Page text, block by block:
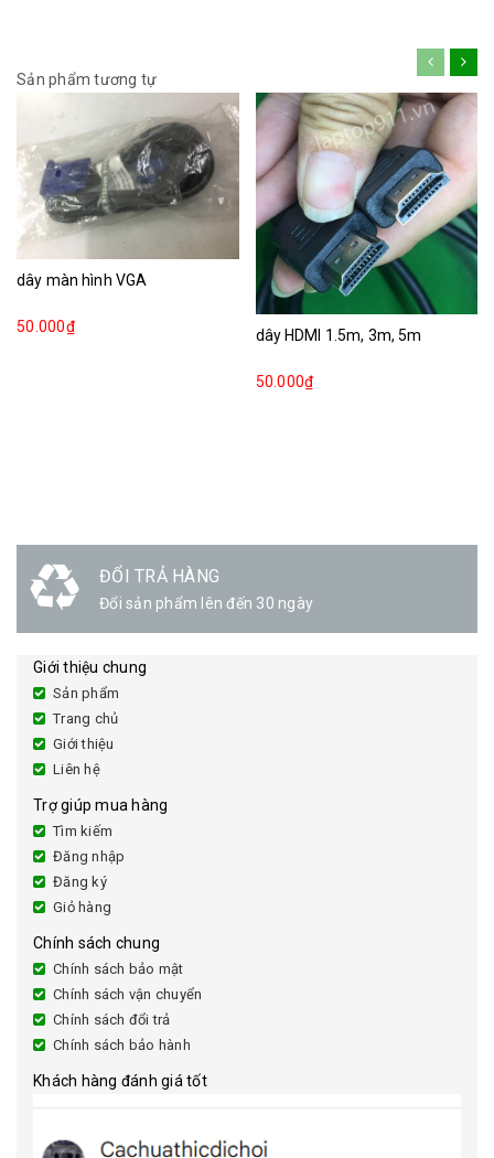
Sản phẩm tương tự
dây màn hình VGA
50.000₫
dây HDMI 1.5m, 3m, 5m
50.000₫
ĐỔI TRẢ HÀNG
Đổi sản phẩm lên đến 30 ngày
Giới thiệu chung
Sản phẩm
Trang chủ
Giới thiệu
Liên hệ
Trợ giúp mua hàng
Tìm kiếm
Đăng nhập
Đăng ký
Giỏ hàng
Chính sách chung
Chính sách bảo mật
Chính sách vận chuyển
Chính sách đổi trả
Chính sách bảo hành
Khách hàng đánh giá tốt